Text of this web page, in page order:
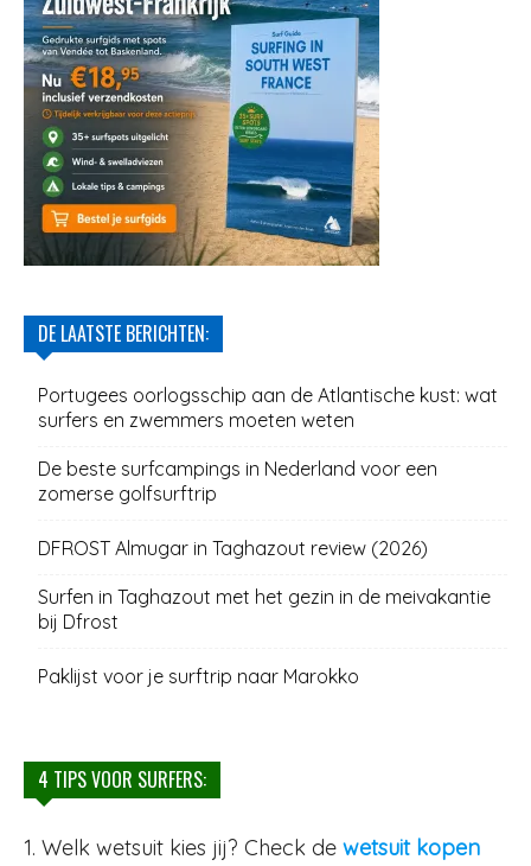
DE LAATSTE BERICHTEN:
Portugees oorlogsschip aan de Atlantische kust: wat
surfers en zwemmers moeten weten
De beste surfcampings in Nederland voor een
zomerse golfsurftrip
DFROST Almugar in Taghazout review (2026)
Surfen in Taghazout met het gezin in de meivakantie
bij Dfrost
Paklijst voor je surftrip naar Marokko
4 TIPS VOOR SURFERS:
1. Welk wetsuit kies jij? Check de wetsuit kopen